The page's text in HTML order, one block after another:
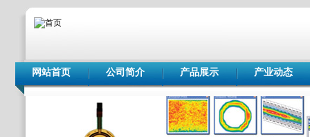
网站首页 公司简介 产品展示 产业动态